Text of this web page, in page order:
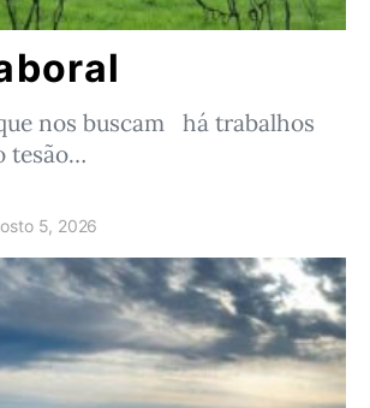
nos buscam há trabalhos
tesão…
5, 2026